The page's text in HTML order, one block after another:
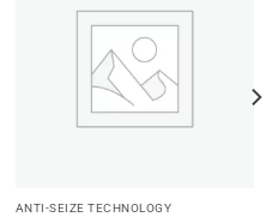
ANTI-SEIZE TECHNOLOGY